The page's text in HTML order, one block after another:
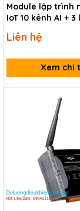
Module lập trình
IoT 10 kênh AI + 3
Liên hệ
Xem chi